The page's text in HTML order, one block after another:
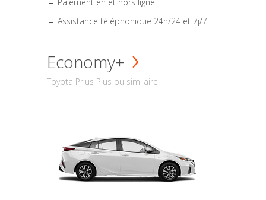
Assistance téléphonique 24h/24 et 7j/7
Economy+
Toyota Prius Plus ou similaire